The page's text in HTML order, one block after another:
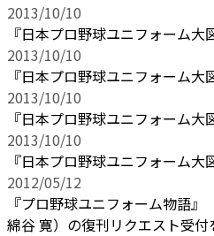
2013/10/10
『日本プロ野球ユニフォーム大
2013/10/10
『日本プロ野球ユニフォーム大
2013/10/10
『日本プロ野球ユニフォーム大
2013/10/10
『日本プロ野球ユニフォーム大
2012/05/12
『プロ野球ユニフォーム物語』
綿谷 寛）の復刊リクエスト受付